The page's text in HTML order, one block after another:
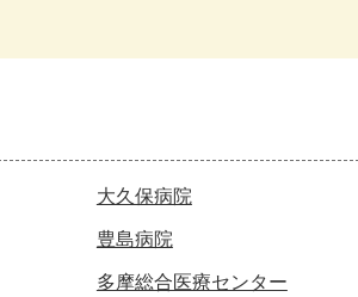
大久保病院
豊島病院
多摩総合医療センター